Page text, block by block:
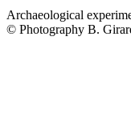
Archaeological
© Photography B.